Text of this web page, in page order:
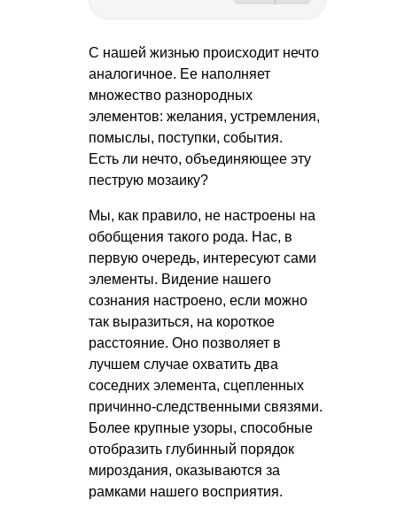
С нашей жизнью происходит нечто
аналогичное. Ее наполняет
множество разнородных
элементов: желания, устремления,
помыслы, поступки, события.
Есть ли нечто, объединяющее эту
пеструю мозаику?
Мы, как правило, не настроены на
обобщения такого рода. Нас, в
первую очередь, интересуют сами
элементы. Видение нашего
сознания настроено, если можно
так выразиться, на короткое
расстояние. Оно позволяет в
лучшем случае охватить два
соседних элемента, сцепленных
причинно-следственными связями.
Более крупные узоры, способные
отобразить глубинный порядок
мироздания, оказываются за
рамками нашего восприятия.